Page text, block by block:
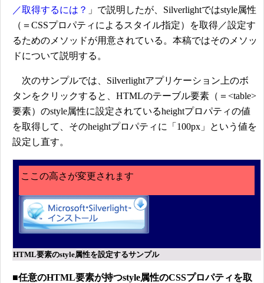
／取得するには？ 」で説明したが、Silverlightではstyle属性
（＝CSSプロパティによるスタイル指定）を取得／設定す
るためのメソッドが用意されている。本稿ではそのメソッ
ドについて説明する。
次のサンプルでは、Silverlightアプリケーション上のボ
タンをクリックすると、HTMLのテーブル要素（＝<table>
要素）のstyle属性に設定されているheightプロパティの値
を取得して、そのheightプロパティに「100px」という値を
設定し直す。
ここの高さが変更されます
HTML要素のstyle属性を設定するサンプル
■任意のHTML要素が持つstyle属性のCSSプロパティを取